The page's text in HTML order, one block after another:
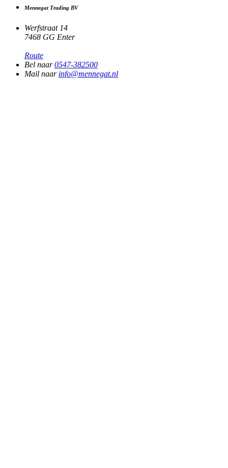
Mennegat Trading BV
Werfstraat 14
7468 GG Enter
Route
Bel naar0547-382500
Mail naar info@mennegat.nl